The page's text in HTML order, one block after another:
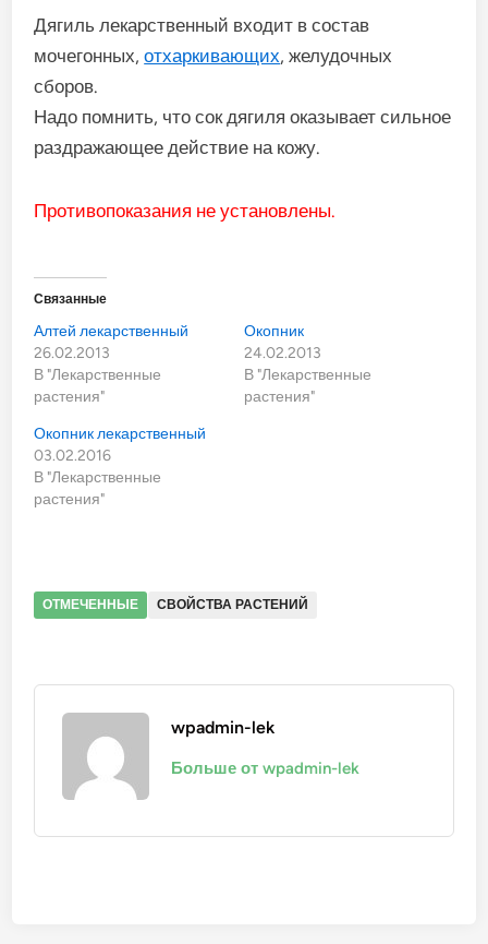
Дягиль лекарственный входит в состав
мочегонных,отхаркивающих, желудочных
сборов.
Надо помнить, что сок дягиля оказывает сильное
раздражающее действие на кожу.
Противопоказания не установлены.
Связанные
Алтей лекарственный
26.02.2013
В "Лекарственные
растения"
Окопник
24.02.2013
В "Лекарственные
растения"
Окопник лекарственный
03.02.2016
В "Лекарственные
растения"
ОТМЕЧЕННЫЕ СВОЙСТВА РАСТЕНИЙ
wpadmin-lek
Больше от wpadmin-lek